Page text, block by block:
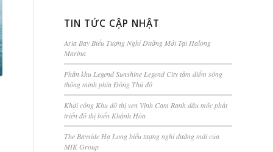
TIN TỨC CẬP NHẬT
Aria Bay Biểu Tượng Nghỉ Dưỡng Mới Tại Halong
Marina
Phân khu Legend Sunshine Legend City tâm điểm sống
thông minh phía Đông Thủ đô
Khởi công Khu đô thị ven Vịnh Cam Ranh dấu mốc phát
triển đô thị biển Khánh Hòa
The Bayside Hạ Long biểu tượng nghỉ dưỡng mới của
MIK Group